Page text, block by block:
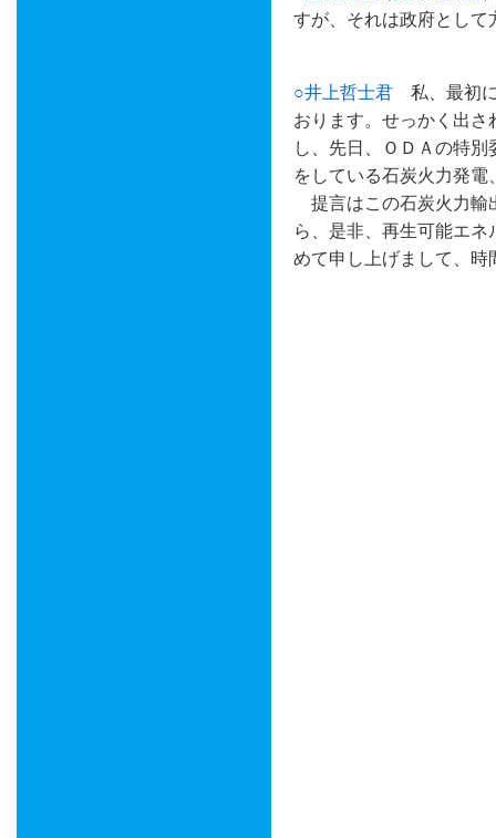
すが、それは政府として
○井上哲士君 私、最初
おります。せっかく出
し、先日、ＯＤＡの特
をしている石炭火力発
提言はこの石炭火力輸
ら、是非、再生可能エ
めて申し上げまして、時